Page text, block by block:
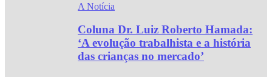
A Notícia
Coluna Dr. Luiz Roberto Hamada:
‘A evolução trabalhista e a história
das crianças no mercado’